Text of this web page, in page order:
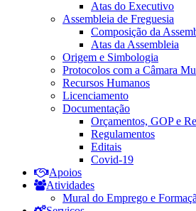
Atas do Executivo
Assembleia de Freguesia
Composição da
Atas da Assembleia
Origem e Simbologia
Protocolos com a Câmara
Recursos Humanos
Licenciamento
Documentação
Orçamentos, GOP e
Regulamentos
Editais
Covid-19
Apoios
Atividades
Mural do Emprego e